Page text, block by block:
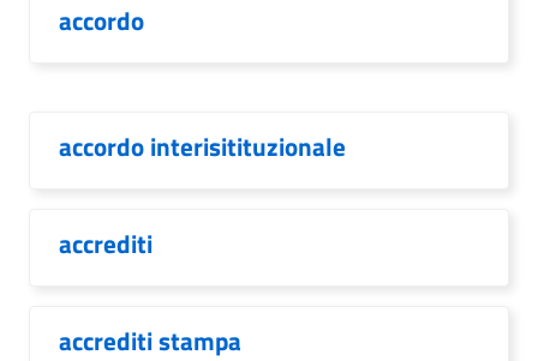
accordo
accordo interisitituzionale
accrediti
accrediti stampa